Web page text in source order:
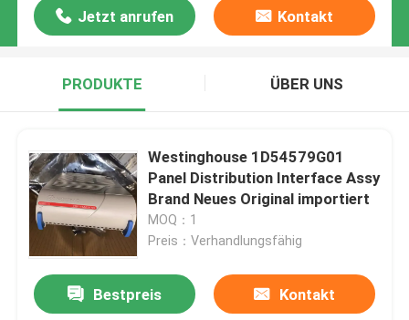
Jetzt anrufen Kontakt
PRODUKTE ÜBER UNS
Westinghouse 1D54579G01
Panel Distribution Interface Assy
Brand Neues Original importiert
MOQ：1
Preis：Verhandlungsfähig
Bestpreis Kontakt